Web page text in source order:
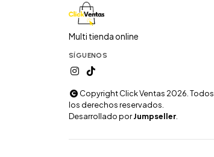
Multi tienda online
SÍGUENOS
Copyright Click Ventas 2026. Todos
los derechos reservados.
Desarrollado porJumpseller.